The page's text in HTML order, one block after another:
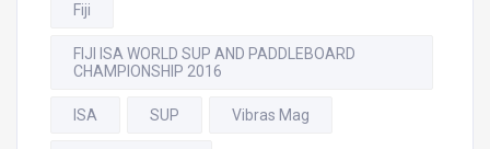
Fiji
FIJI ISA WORLD SUP AND PADDLEBOARD
CHAMPIONSHIP 2016
ISA SUP Vibras Mag